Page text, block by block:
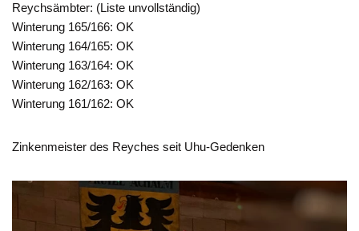
Reychsämbter: (Liste unvollständig)
Winterung 165/166: OK
Winterung 164/165: OK
Winterung 163/164: OK
Winterung 162/163: OK
Winterung 161/162: OK
Zinkenmeister des Reyches seit Uhu-Gedenken